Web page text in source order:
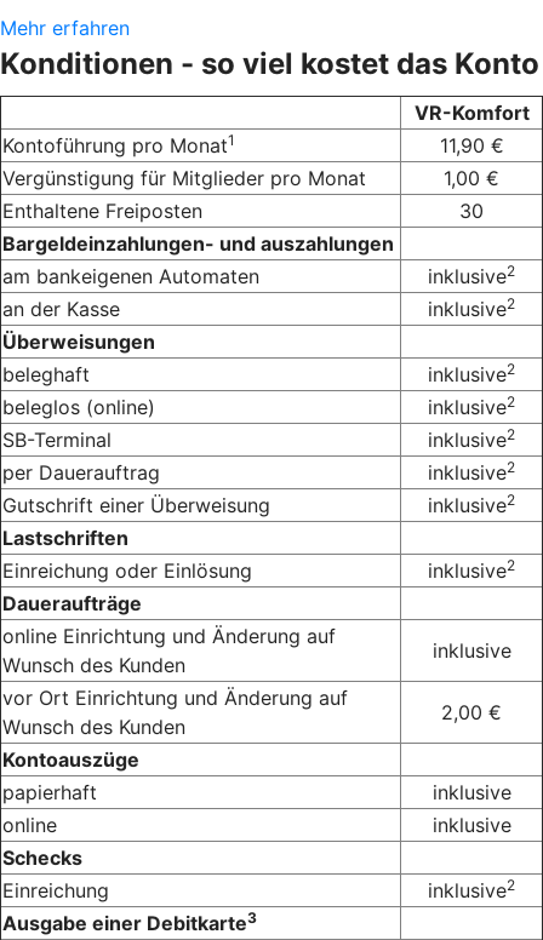
Mehr erfahren
Konditionen - so viel kostet das Konto
VR-Komfort
Kontoführung pro Monat1
11,90 €
Vergünstigung für Mitglieder pro Monat
1,00 €
Enthaltene Freiposten
30
Bargeldeinzahlungen- und auszahlungen
am bankeigenen Automaten
inklusive2
an der Kasse inklusive2
Überweisungen
beleghaft
inklusive2
beleglos (online) inklusive2
SB-Terminal inklusive2
per Dauerauftrag inklusive2
Gutschrift einer Überweisung inklusive2
Lastschriften
Einreichung oder Einlösung
inklusive2
Daueraufträge
online Einrichtung und Änderung auf
Wunsch des Kunden
inklusive
vor Ort Einrichtung und Änderung auf
Wunsch des Kunden
2,00 €
Kontoauszüge
papierhaft
inklusive
online
inklusive
Schecks
Einreichung
inklusive2
Ausgabe einer Debitkarte3